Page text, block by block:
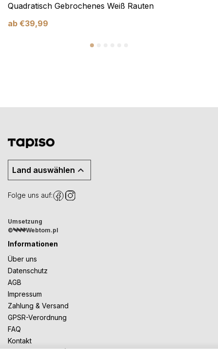
Quadratisch Gebrochenes Weiß Rauten
ab €39,99
Land auswählen
Folge uns auf:
Umsetzung
©
Webtom.pl
Informationen
Über uns
Datenschutz
AGB
Impressum
Zahlung & Versand
GPSR-Verordnung
FAQ
Kontakt
Zusammenarbeit